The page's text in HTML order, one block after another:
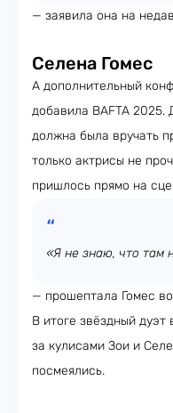
— заявила она на
Селена Гомес
А дополнительный
добавила BAFTA 2025.
должна была вручать
только актрисы не
пришлось прямо на
«Я не знаю, что там
— прошептала Гомес
В итоге звёздный
за кулисами Зои и
посмеялись.